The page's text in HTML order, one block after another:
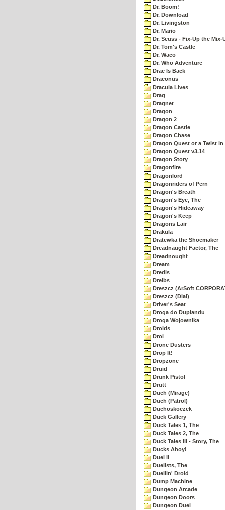
Dr. Boom!
Dr. Download
Dr. Livingston
Dr. Mario
Dr. Seuss - Fix-Up the Mix-
Dr. Tom's Castle
Dr. Waco
Dr. Who Adventure
Drac Is Back
Draconus
Dracula Lives
Drag
Dragnet
Dragon
Dragon 2
Dragon Castle
Dragon Chase
Dragon Quest or a Twist in
Dragon Quest v3.14
Dragon Story
Dragonfire
Dragonlord
Dragonriders of Pern
Dragon's Breath
Dragon's Eye, The
Dragon's Hideaway
Dragon's Keep
Dragons Lair
Drakula
Dratewka the Shoemaker
Dreadnaught Factor, The
Dreadnought
Dream
Dredis
Drelbs
Dreszcz (ArSoft
Dreszcz (Dial)
Driver's Seat
Droga do Duplandu
Droga Wojownika
Droids
Drol
Drone Dusters
Drop It!
Dropzone
Druid
Drunk Pistol
Drutt
Duch (Mirage)
Duch (Patrol)
Duchoskoczek
Duck Gallery
Duck Tales 1, The
Duck Tales 2, The
Duck Tales III - Story, The
Ducks Ahoy!
Duel II
Duelists, The
Duellin' Droid
Dump Machine
Dungeon Arcade
Dungeon Doors
Dungeon Duel